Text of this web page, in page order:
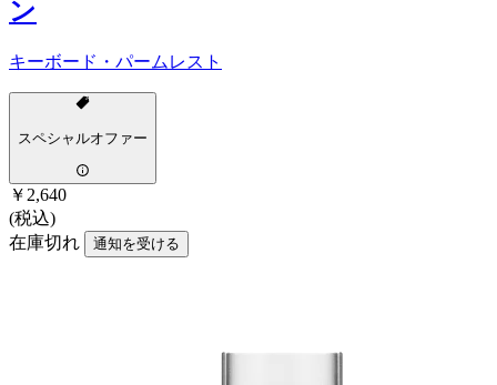
ン
キーボード・パームレスト
スペシャルオファー
￥2,640
(税込)
在庫切れ
通知を受ける